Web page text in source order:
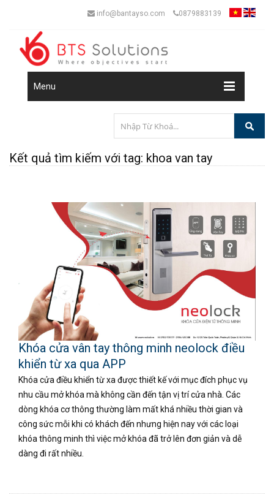
info@bantayso.com 0879883139
Menu
Kết quả tìm kiếm với tag: khoa van tay
Khóa cửa vân tay thông minh neolock điều
khiển từ xa qua APP
Khóa cửa điều khiển từ xa được thiết kế với mục đích phục vụ
nhu cầu mở khóa mà không cần đến tận vị trí cửa nhà. Các
dòng khóa cơ thông thường làm mất khá nhiều thời gian và
công sức mỗi khi có khách đến nhưng hiện nay với các loại
khóa thông minh thì việc mở khóa đã trở lên đơn giản và dễ
dàng đi rất nhiều.